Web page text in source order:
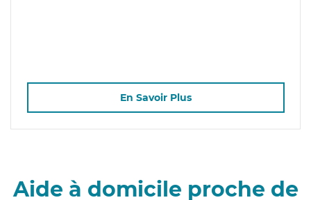
En Savoir Plus
Aide à domicile proche de